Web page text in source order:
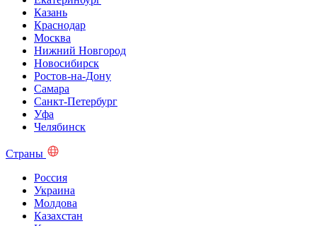
Казань
Краснодар
Москва
Нижний Новгород
Новосибирск
Ростов-на-Дону
Самара
Санкт-Петербург
Уфа
Челябинск
Страны
Россия
Украина
Молдова
Казахстан